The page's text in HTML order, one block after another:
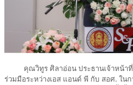
คุณวิทูร ศิลาอ่อน ประธานเจ้าหน้าที่บ
ร่วมมือระหว่างเอส แอนด์ พี กับ สอศ. ในก